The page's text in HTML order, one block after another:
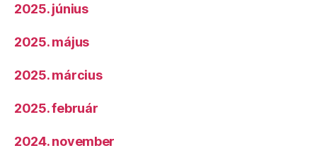
2025. június
2025. május
2025. március
2025. február
2024. november